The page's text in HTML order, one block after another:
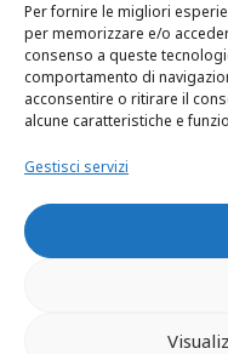
Per fornire le migliori
per memorizzare e/o
consenso a queste
comportamento di
acconsentire o ritirare il
alcune caratteristiche e
Gestisci servizi